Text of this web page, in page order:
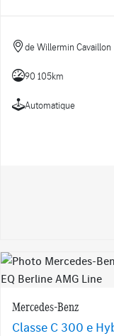
de Willermin Cavaillon
90 105km
Automatique
Mercedes-Benz
Classe C 300 e